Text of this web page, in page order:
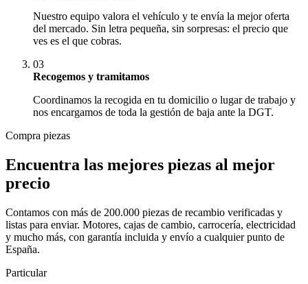
Nuestro equipo valora el vehículo y te envía la mejor oferta
del mercado. Sin letra pequeña, sin sorpresas: el precio que
ves es el que cobras.
03
Recogemos y tramitamos
Coordinamos la recogida en tu domicilio o lugar de trabajo y
nos encargamos de toda la gestión de baja ante la DGT.
Compra piezas
Encuentra las mejores piezas al mejor
precio
Contamos con más de 200.000 piezas de recambio verificadas y
listas para enviar. Motores, cajas de cambio, carrocería, electricidad
y mucho más, con garantía incluida y envío a cualquier punto de
España.
Particular